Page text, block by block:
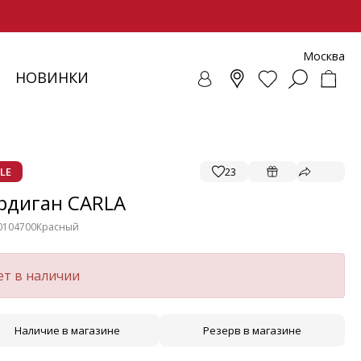
НОВИНКИ
Москва
23
CARLA
Красный
в наличии
Наличие в магазине Резерв в магазине